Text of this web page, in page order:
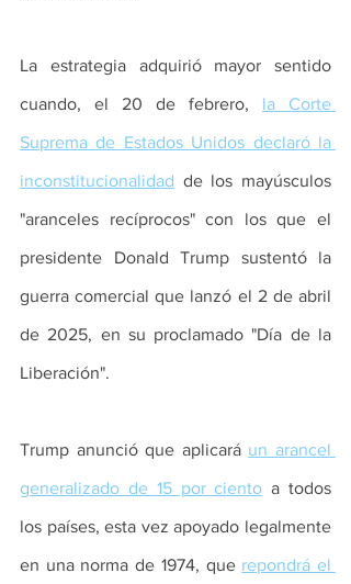
La estrategia adquirió mayor sentido
cuando, el 20 de febrero, la Corte
Suprema de Estados Unidos declaró la
inconstitucionalidad de los mayúsculos
"aranceles recíprocos" con los que el
presidente Donald Trump sustentó la
guerra comercial que lanzó el 2 de abril
de 2025, en su proclamado "Día de la
Liberación".
Trump anunció que aplicará un arancel
generalizado de 15 por ciento a todos
los países, esta vez apoyado legalmente
en una norma de 1974, que repondrá el